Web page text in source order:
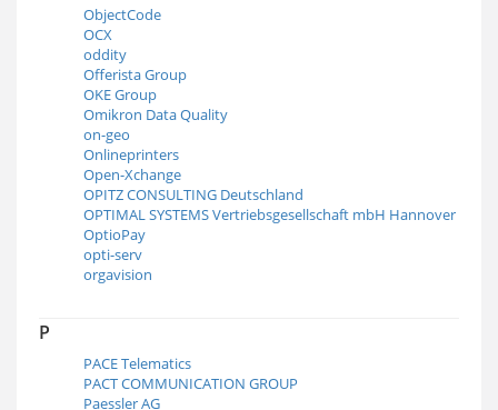
ObjectCode
OCX
oddity
Offerista Group
OKE Group
Omikron Data Quality
on-geo
Onlineprinters
Open-Xchange
OPITZ CONSULTING Deutschland
OPTIMAL SYSTEMS Vertriebsgesellschaft mbH Hannover
OptioPay
opti-serv
orgavision
P
PACE Telematics
PACT COMMUNICATION GROUP
Paessler AG